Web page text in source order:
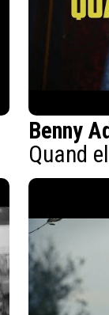
Benny
Quand